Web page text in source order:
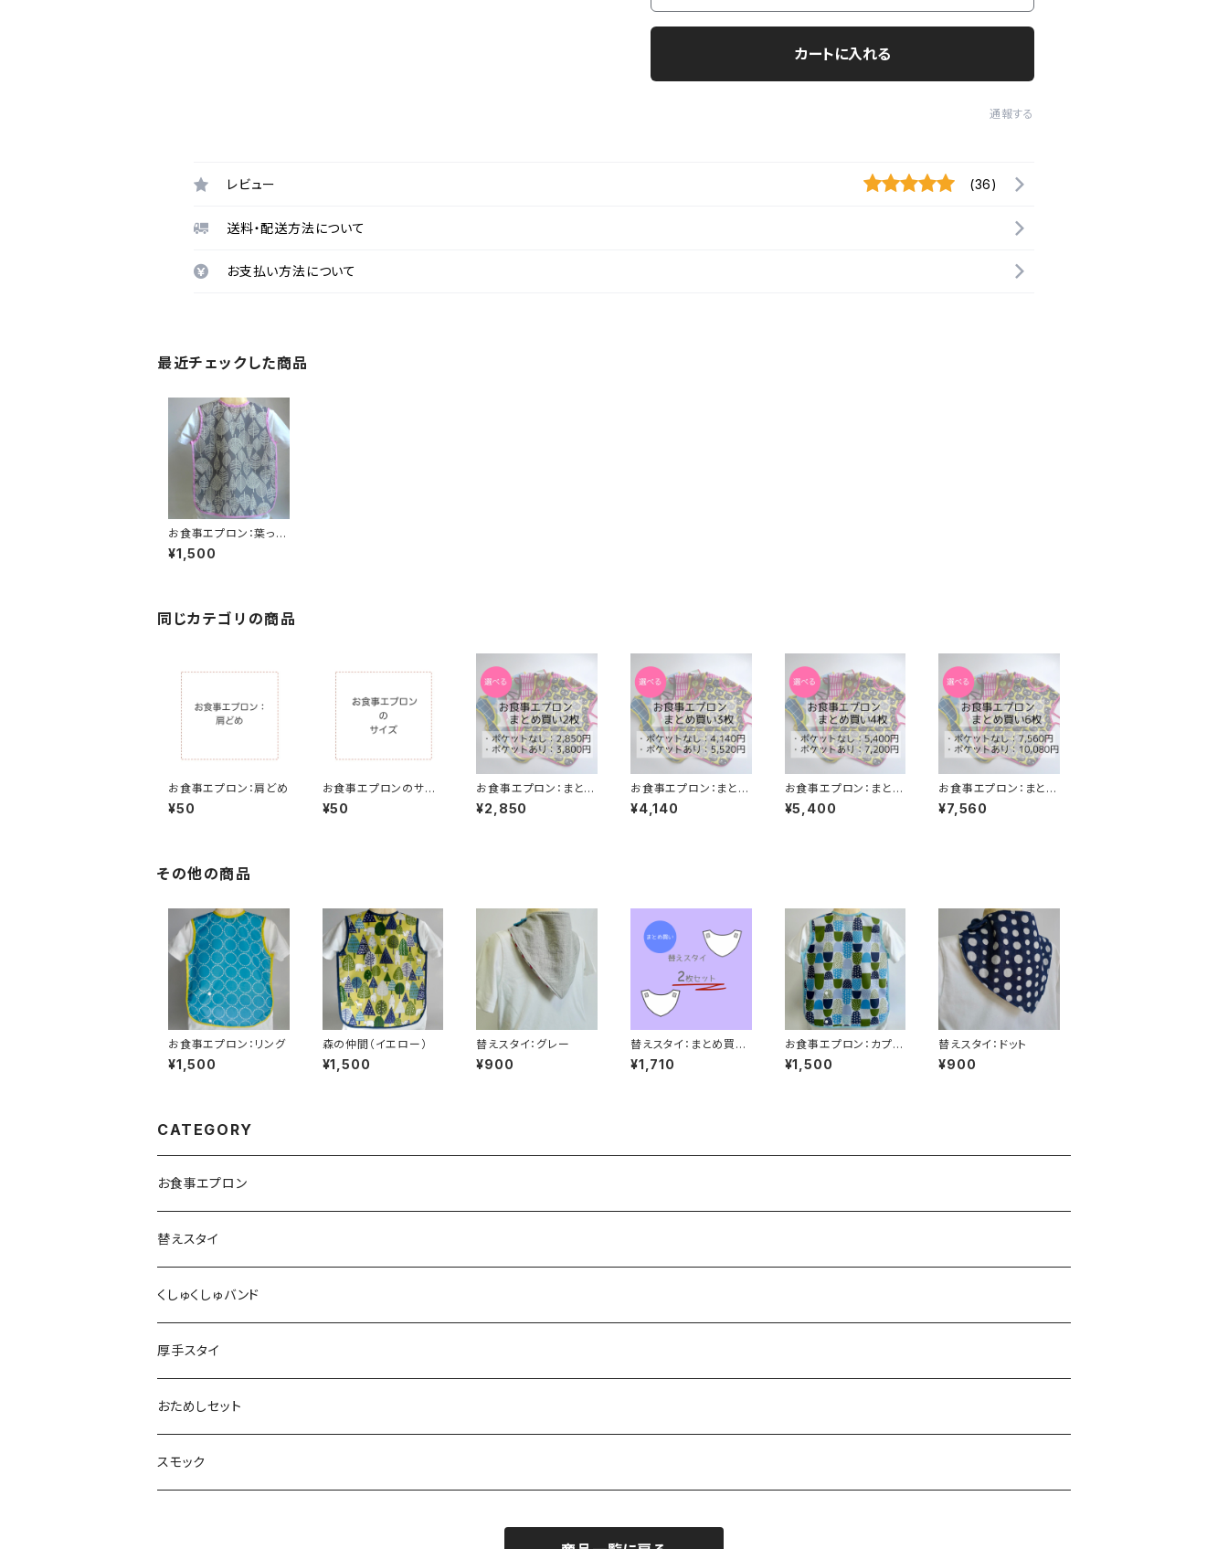
カートに入れる
通報する
レビュー (36)
送料・配送方法について
お支払い方法について
最近チェックした商品
お食事エプロン：葉っぱ
（桜色）
¥1,500
同じカテゴリの商品
お食事エプロン：肩どめ
¥50
お食事エプロンのサイ
ズ
¥50
お食事エプロン：まとめ
買い2枚
¥2,850
お食事エプロン：まとめ
買い3枚
¥4,140
お食事エプロン：まとめ
買い4枚
¥5,400
お食事エプロン：まとめ
買い6枚
¥7,560
その他の商品
お食事エプロン：リング
¥1,500
森の仲間（イエロー）
¥1,500
替えスタイ：グレー
¥900
替えスタイ：まとめ買い
2枚
¥1,710
お食事エプロン：カプセ
ル
¥1,500
替えスタイ：ドット
¥900
CATEGORY
お食事エプロン
替えスタイ
くしゅくしゅバンド
厚手スタイ
おためしセット
スモック